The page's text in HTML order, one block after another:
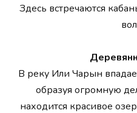
Здесь встречаются
В реку Или Чарын
образуя огромную
находится красивое